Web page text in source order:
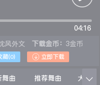
04:16
风外文 下载金币： 3金币
藏(0)  立即下载
舞曲 推荐舞曲 大家在
